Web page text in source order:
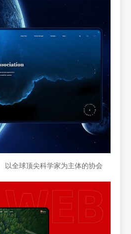
以全球顶尖科学家为主体的协会